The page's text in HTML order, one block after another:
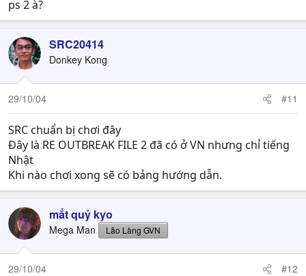
ps 2 à?
SRC20414
Donkey Kong
29/10/04 #11
SRC chuẩn bị chơi đây
Đây là RE OUTBREAK FILE 2 đã có ở VN nhưng chỉ tiếng
Nhật
Khi nào chơi xong sẽ có bảng hướng dẫn.
mắt quỷ kyo
Mega Man Lão Làng GVN
29/10/04 #12